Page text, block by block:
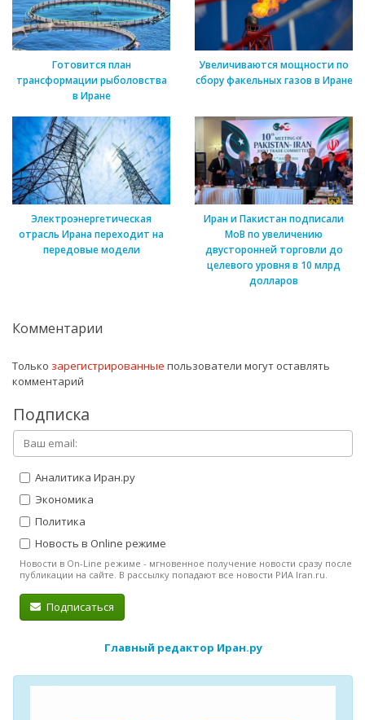
Готовится план
трансформации рыболовства
в Иране
Увеличиваются мощности по
сбору факельных газов в Иране
Электроэнергетическая
отрасль Ирана переходит на
передовые модели
Иран и Пакистан подписали
МоВ по увеличению
двусторонней торговли до
целевого уровня в 10 млрд
долларов
Комментарии
Только зарегистрированные пользователи могут оставлять
комментарий
Подписка
Аналитика Иран.ру
Экономика
Политика
Новость в Online режиме
Новости в On-Line режиме - мгновенное получение новости сразу после
публикации на сайте. В рассылку попадают все новости РИА Iran.ru.
Подписаться
Главный редактор Иран.ру